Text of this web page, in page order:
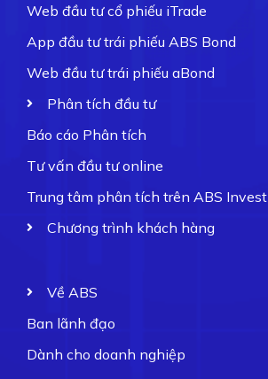
Web đầu tư cổ phiếu iTrade
App đầu tư trái phiếu ABS Bond
Web đầu tư trái phiếu aBond
Phân tích đầu tư
Báo cáo Phân tích
Tư vấn đầu tư online
Trung tâm phân tích trên ABS Invest
Chương trình khách hàng
Về ABS
Ban lãnh đạo
Dành cho doanh nghiệp